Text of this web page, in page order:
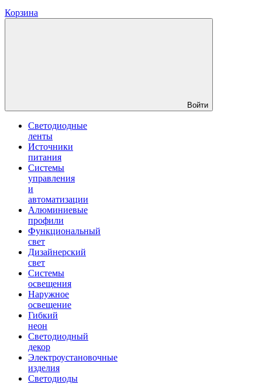
Корзина
Войти
Светодиодные
ленты
Источники
питания
Системы
управления
и
автоматизации
Алюминиевые
профили
Функциональный
свет
Дизайнерский
свет
Системы
освещения
Наружное
освещение
Гибкий
неон
Светодиодный
декор
Электроустановочные
изделия
Светодиоды